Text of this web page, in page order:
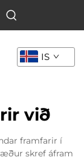
IS
við
framfarir í
skref áfram